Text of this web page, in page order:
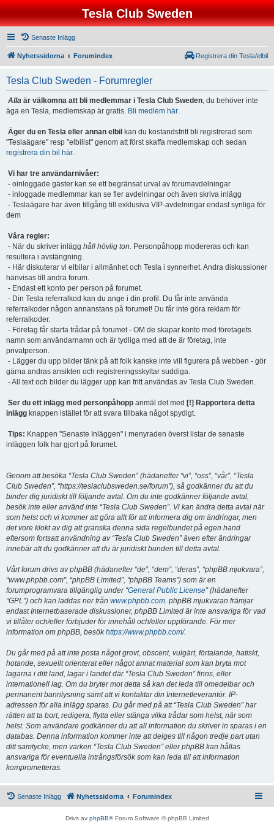
Tesla Club Sweden
Senaste Inlägg
Nyhetssidorna Forumindex Registrera din Tesla/elbil
Tesla Club Sweden - Forumregler
Alla är välkomna att bli medlemmar i Tesla Club Sweden, du behöver inte
äga en Tesla, medlemskap är gratis. Bli medlem här.
Äger du en Tesla eller annan elbil kan du kostandsfritt bli registrerad som
"Teslaägare" resp "elbilist" genom att först skaffa medlemskap och sedan
registrera din bil här.
Vi har tre användarnivåer:
- oinloggade gäster kan se ett begränsat urval av forumavdelningar
- inloggade medlemmar kan se fler avdelningar och även skriva inlägg
- Teslaägare har även tillgång till exklusiva VIP-avdelningar endast synliga för
dem
Våra regler:
- När du skriver inlägg håll hövlig ton. Personpåhopp modereras och kan
resultera i avstängning.
- Här diskuterar vi elbilar i allmänhet och Tesla i synnerhet. Andra diskussioner
hänvisas till andra forum.
- Endast ett konto per person på forumet.
- Din Tesla referralkod kan du ange i din profil. Du får inte använda
referralkoder någon annanstans på forumet! Du får inte göra reklam för
referralkoder.
- Företag får starta trådar på forumet - OM de skapar konto med företagets
namn som användarnamn och är tydliga med att de är företag, inte
privatperson.
- Lägger du upp bilder tänk på att folk kanske inte vill figurera på webben - gör
gärna andras ansikten och registreringsskyltar suddiga.
- All text och bilder du lägger upp kan fritt användas av Tesla Club Sweden.
Ser du ett inlägg med personpåhopp anmäl det med [!] Rapportera detta
inlägg knappen istället för att svara tillbaka något spydigt.
Tips: Knappen "Senaste Inläggen" i menyraden överst listar de senaste
inläggen folk har gjort på forumet.
Genom att besöka “Tesla Club Sweden” (hädanefter “vi”, “oss”, “vår”, “Tesla
Club Sweden”, “https://teslaclubsweden.se/forum”), så godkänner du att du
binder dig juridiskt till följande avtal. Om du inte godkänner följande avtal,
besök inte eller använd inte “Tesla Club Sweden”. Vi kan ändra detta avtal när
som helst och vi kommer att göra allt för att informera dig om ändringar, men
det vore klokt av dig att granska denna sida regelbundet på egen hand
eftersom fortsatt användning av “Tesla Club Sweden” även efter ändringar
innebär att du godkänner att du är juridiskt bunden till detta avtal.
Vårt forum drivs av phpBB (hädanefter “de”, “dem”, “deras”, “phpBB mjukvara”,
“www.phpbb.com”, “phpBB Limited”, “phpBB Teams”) som är en
forumprogramvara tillgänglig under “General Public License” (hädanefter
“GPL”) och kan laddas ner från www.phpbb.com. phpBB mjukvaran främjar
endast Internetbaserade diskussioner, phpBB Limited är inte ansvariga för vad
vi tillåter och/eller förbjuder för innehåll och/eller uppförande. För mer
information om phpBB, besökhttps://www.phpbb.com/.
Du går med på att inte posta något grovt, obscent, vulgärt, förtalande, hatiskt,
hotande, sexuellt orienterat eller något annat material som kan bryta mot
lagarna i ditt land, lagar i landet där “Tesla Club Sweden” finns, eller
internationell lag. Om du bryter mot detta så kan det leda till omedelbar och
permanent bannlysning samt att vi kontaktar din Internetleverantör. IP-
adressen för alla inlägg sparas. Du går med på att “Tesla Club Sweden” har
rätten att ta bort, redigera, flytta eller stänga vilka trådar som helst, när som
helst. Som användare godkänner du att all information du skriver in sparas i en
databas. Denna information kommer inte att delges till någon tredje part utan
ditt samtycke, men varken “Tesla Club Sweden” eller phpBB kan hållas
ansvariga för eventuella intrångsförsök som kan leda till att information
komprometteras.
Senaste Inlägg Nyhetssidorna Forumindex
Drivs av phpBB® Forum Software © phpBB Limited